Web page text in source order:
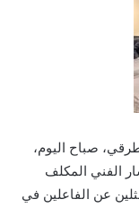
صباح اليوم،
الفني المكلف
عن الفاعلين في